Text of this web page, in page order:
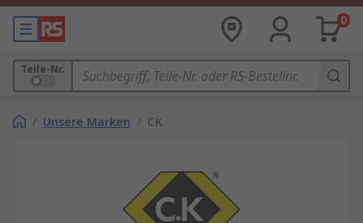
0
Teile-Nr.
/ Unsere Marken / CK